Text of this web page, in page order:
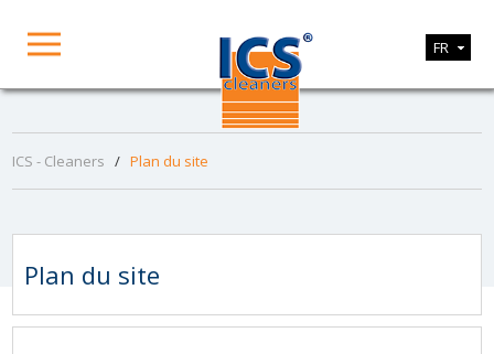
FR
ICS - Cleaners / Plan du site
Plan du site